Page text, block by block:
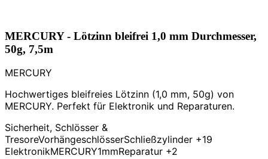
MERCURY - Lötzinn bleifrei 1,0 mm Durchmesser,
50g, 7,5m
MERCURY
Hochwertiges bleifreies Lötzinn (1,0 mm, 50g) von
MERCURY. Perfekt für Elektronik und Reparaturen.
Sicherheit, Schlösser &
TresoreVorhängeschlösserSchließzylinder +19
ElektronikMERCURY1mmReparatur +2